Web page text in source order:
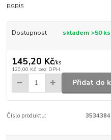
popis
Dostupnost skladem >50 ks
145,20 Kč/ks
120,00 Kč bez DPH
Přidat do
Číslo produktu: